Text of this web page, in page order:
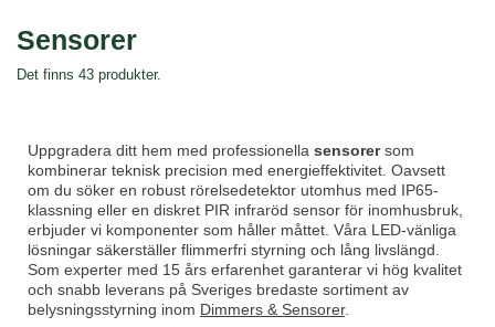
Sensorer
Det finns 43 produkter.
Uppgradera ditt hem med professionella sensorersom
kombinerar teknisk precision med energieffektivitet. Oavsett
om du söker en robust rörelsedetektor utomhus med IP65-
klassning eller en diskret PIR infraröd sensor för inomhusbruk,
erbjuder vi komponenter som håller måttet. Våra LED-vänliga
lösningar säkerställer flimmerfri styrning och lång livslängd.
Som experter med 15 års erfarenhet garanterar vi hög kvalitet
och snabb leverans på Sveriges bredaste sortiment av
belysningsstyrning inom Dimmers & Sensorer.